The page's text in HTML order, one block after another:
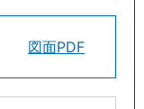
図面PDF